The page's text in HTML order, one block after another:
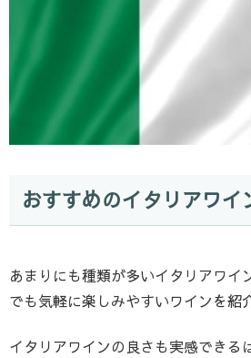
おすすめのイタリアワイ
あまりにも種類が多いイタリアワイ
でも気軽に楽しみやすいワインを紹
イタリアワインの良さも実感できる